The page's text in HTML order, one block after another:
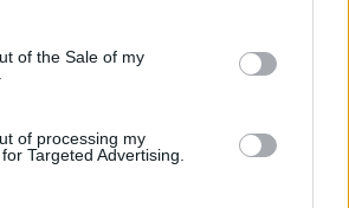
of the Sale of my
of processing my
Targeted Advertising.